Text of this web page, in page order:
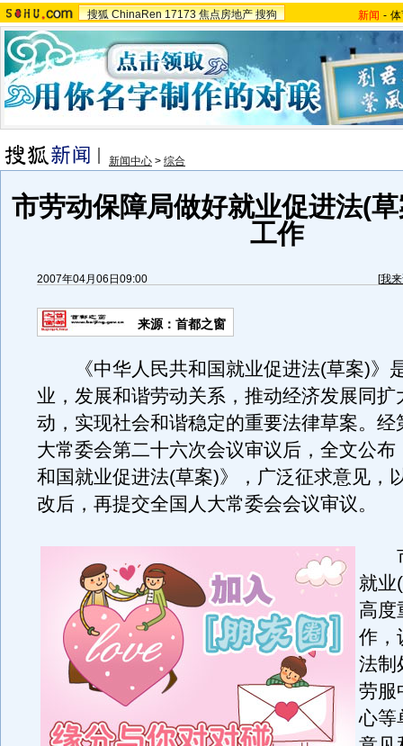
搜狐 ChinaRen 17173 焦点房地产 搜狗 新闻 -
新闻中心 > 综合
市劳动保障局做好就业促进法(
工作
2007年04月06日09:00 [我
来源：首都之窗
《中华人民共和国就业促进法(草案)》
业，发展和谐劳动关系，推动经济发展同扩
动，实现社会和谐稳定的重要法律草案。经
大常委会第二十六次会议审议后，全文公布
和国就业促进法(草案)》，广泛征求意见，
改后，再提交全国人大常委会会议审议。
市
就业
高度
作，
法制
劳服
心等